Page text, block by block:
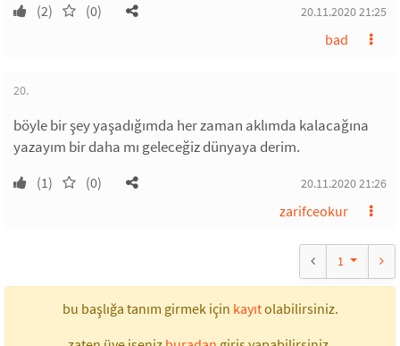
(2) (0) 20.11.2020 21:25
bad
20.
böyle bir şey yaşadığımda her zaman aklımda kalacağına
yazayım bir daha mı geleceğiz dünyaya derim.
(1) (0) 20.11.2020 21:26
zarifceokur
1
bu başlığa tanım girmek için kayıtolabilirsiniz.